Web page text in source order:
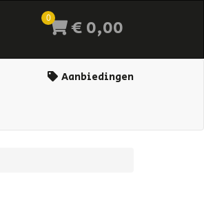
€ 0,00
0
Aanbiedingen